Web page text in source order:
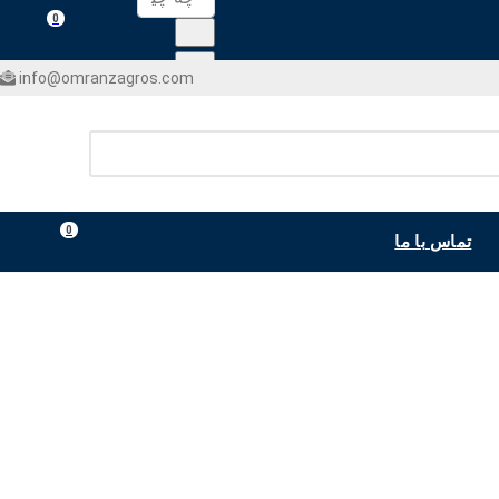
0
info@omranzagros.com
تماس با ما
0